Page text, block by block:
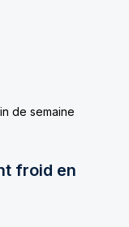
de semaine
froid en